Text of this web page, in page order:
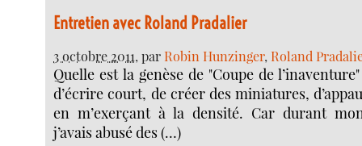
Entretien avec Roland Pradalier
3 octobre 2011, par Robin Hunzinger, Roland
Quelle est la genèse de "Coupe de l’inaventure"
d’écrire court, de créer des miniatures,
en m’exerçant à la densité. Car durant
j’avais abusé des (…)